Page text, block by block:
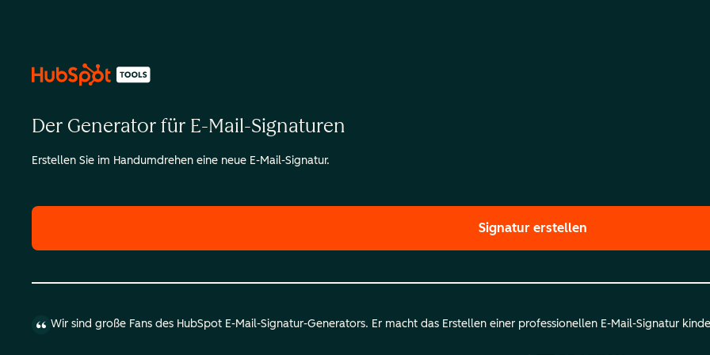
Der Generator für E-Mail-Signaturen
Erstellen Sie im Handumdrehen eine neue E-Mail-Signatur.
Signatur erstellen
Wir sind große Fans des HubSpot E-Mail-Signatur-Generators. Er macht das Erstellen einer professionellen E-Mail-Signatur